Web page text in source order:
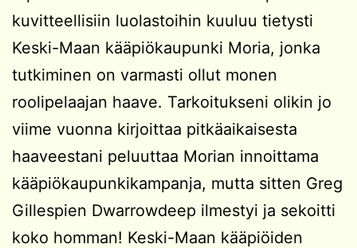
kuvitteellisiin luolastoihin kuuluu tietysti
Keski-Maan kääpiökaupunki Moria, jonka
tutkiminen on varmasti ollut monen
roolipelaajan haave. Tarkoitukseni olikin jo
viime vuonna kirjoittaa pitkäaikaisesta
haaveestani peluuttaa Morian innoittama
kääpiökaupunkikampanja, mutta sitten Greg
Gillespien Dwarrowdeep ilmestyi ja sekoitti
koko homman! Keski-Maan kääpiöiden